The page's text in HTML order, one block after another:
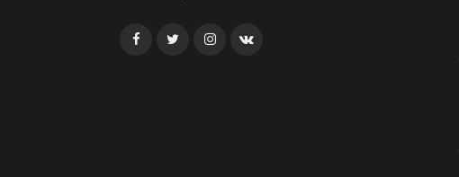
FacebookTwitterİnstagram+
VK